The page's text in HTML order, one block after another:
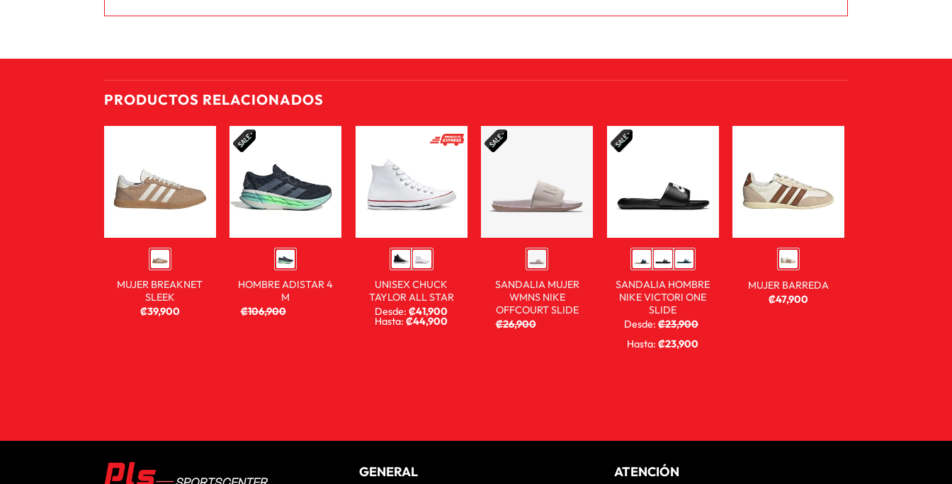
PRODUCTOS RELACIONADOS
MUJER BREAKNET
SLEEK
₡39,900
HOMBRE ADISTAR 4
M
₡106,900
UNISEX CHUCK
TAYLOR ALL STAR
Desde:₡41,900
Hasta:₡44,900
SANDALIA MUJER
WMNS NIKE
OFFCOURT SLIDE
₡26,900
SANDALIA HOMBRE
NIKE VICTORI ONE
SLIDE
Desde:₡23,900
Hasta:₡23,900
MUJER BARREDA
₡47,900
GENERAL ATENCIÓN